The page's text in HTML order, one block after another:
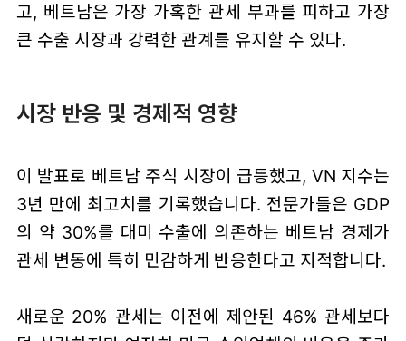
고, 베트남은 가장 가혹한 관세 부과를 피하고 가장
큰 수출 시장과 강력한 관계를 유지할 수 있다.
시장 반응 및 경제적 영향
이 발표로 베트남 주식 시장이 급등했고, VN 지수는
3년 만에 최고치를 기록했습니다. 전문가들은 GDP
의 약 30%를 대미 수출에 의존하는 베트남 경제가
관세 변동에 특히 민감하게 반응한다고 지적합니다.
새로운 20% 관세는 이전에 제안된 46% 관세보다